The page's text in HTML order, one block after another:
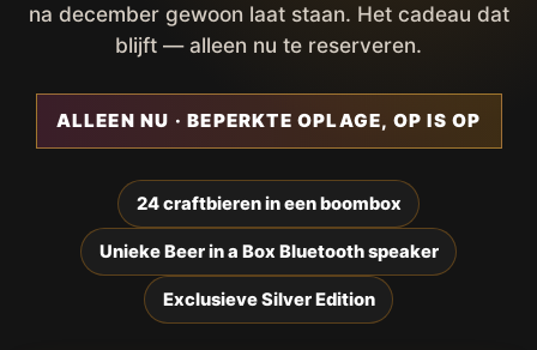
na december gewoon laat staan. Het cadeau dat
blijft — alleen nu te reserveren.
ALLEEN NU · BEPERKTE OPLAGE, OP IS OP
24 craftbieren in een boombox
Unieke Beer in a Box Bluetooth speaker
Exclusieve Silver Edition